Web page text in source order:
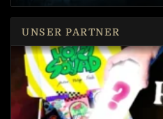
UNSER PARTNER